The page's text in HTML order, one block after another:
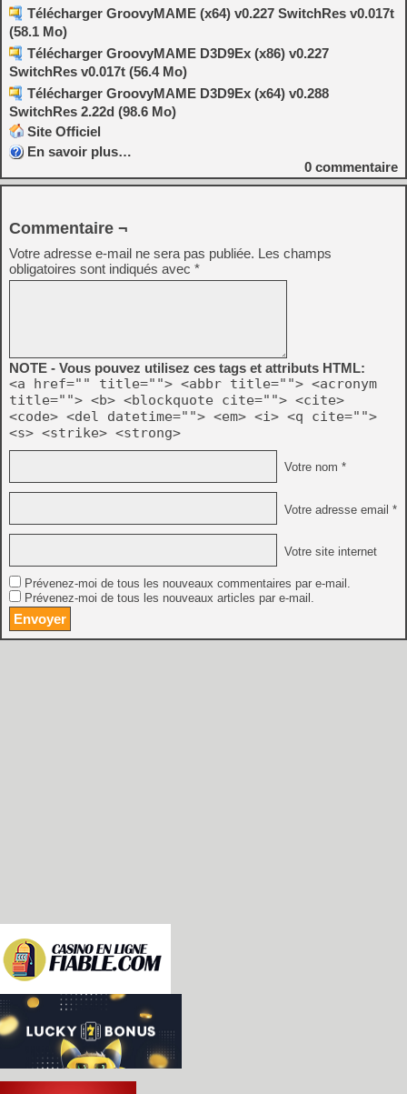
Télécharger GroovyMAME (x64) v0.227 SwitchRes v0.017t
(58.1 Mo)
Télécharger GroovyMAME D3D9Ex (x86) v0.227
SwitchRes v0.017t (56.4 Mo)
Télécharger GroovyMAME D3D9Ex (x64) v0.288
SwitchRes 2.22d (98.6 Mo)
Site Officiel
En savoir plus…
0 commentaire
Commentaire ¬
Votre adresse e-mail ne sera pas publiée. Les champs
obligatoires sont indiqués avec *
NOTE - Vous pouvez utilisez ces tags et attributs HTML:
<a href="" title=""> <abbr title=""> <acronym
title=""> <b> <blockquote cite=""> <cite>
<code> <del datetime=""> <em> <i> <q cite="">
<s> <strike> <strong>
Votre nom *
Votre adresse email *
Votre site internet
Prévenez-moi de tous les nouveaux commentaires par e-mail.
Prévenez-moi de tous les nouveaux articles par e-mail.